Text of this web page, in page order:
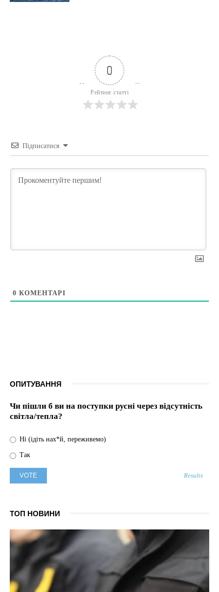
0
Рейтинг статті
Підписатися
0 КОМЕНТАРІ
ОПИТУВАННЯ
Чи пішли б ви на поступки русні через відсутність
світла/тепла?
Ні (ідіть нах*й, переживемо)
Так
Results
ТОП НОВИНИ